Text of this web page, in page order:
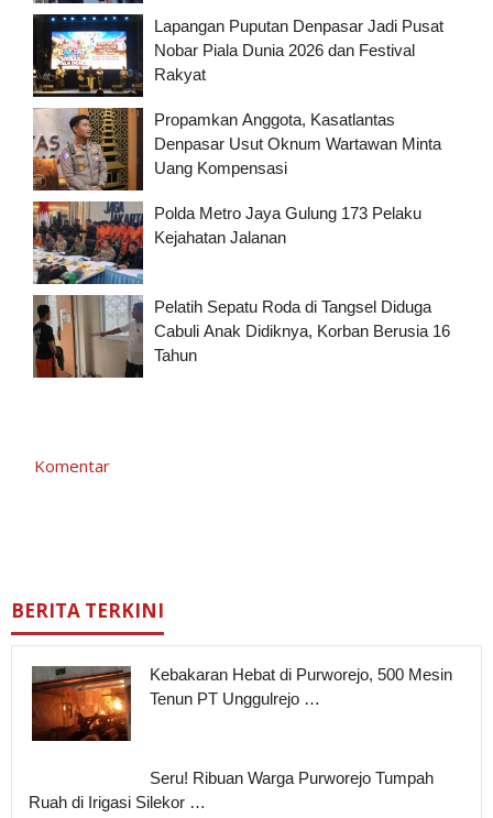
Lapangan Puputan Denpasar Jadi Pusat
Nobar Piala Dunia 2026 dan Festival
Rakyat
Propamkan Anggota, Kasatlantas
Denpasar Usut Oknum Wartawan Minta
Uang Kompensasi
Polda Metro Jaya Gulung 173 Pelaku
Kejahatan Jalanan
Pelatih Sepatu Roda di Tangsel Diduga
Cabuli Anak Didiknya, Korban Berusia 16
Tahun
Komentar
BERITA TERKINI
Kebakaran Hebat di Purworejo, 500 Mesin
Tenun PT Unggulrejo …
Seru! Ribuan Warga Purworejo Tumpah
Ruah di Irigasi Silekor …